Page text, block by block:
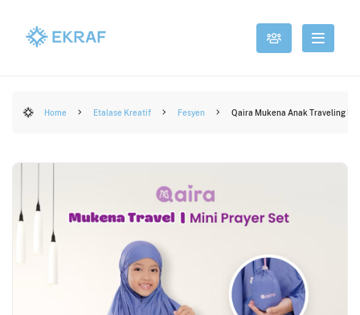
Home Etalase Kreatif Fesyen Qaira Mukena Anak Traveling